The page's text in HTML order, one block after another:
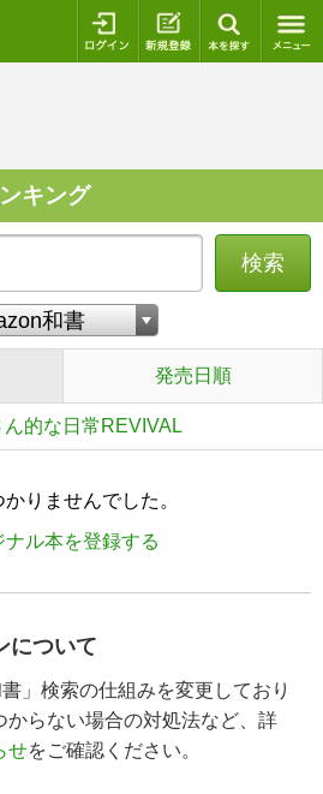
ログイン 新規登録
キング
検索
発売日順
的な日常REVIVAL
りませんでした。
ナル本を登録する
について
」検索の仕組みを変更しており
からない場合の対処法など、詳
せをご確認ください。